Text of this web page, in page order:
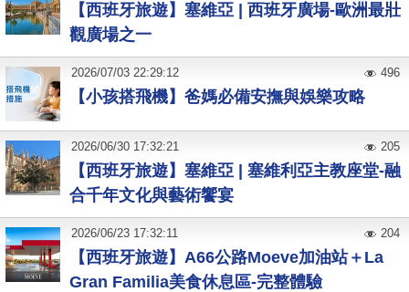
【西班牙旅遊】塞維亞 | 西班牙廣場-歐洲最壯
觀廣場之一
【小孩搭飛機】爸媽必備安撫與娛樂攻略
2026/07/03 22:29:12 496
【西班牙旅遊】塞維亞 | 塞維利亞主教座堂-融
合千年文化與藝術饗宴
2026/06/30 17:32:21 205
【西班牙旅遊】A66公路Moeve加油站＋La
Gran Familia美食休息區-完整體驗
2026/06/23 17:32:11 204